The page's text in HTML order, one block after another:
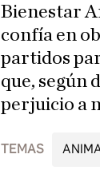
Bienestar
confía en
partidos
que, según
perjuicio a
TEMAS